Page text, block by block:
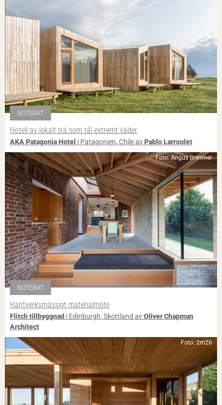
NOTERAT
Hotell av lokalt trä som tål extremt väder
AKA Patagonia Hotel i Patagonien, Chile avPablo Larroulet
Foto: Angus Bremner
NOTERAT
Hantverksmässigt materialmöte
Flitch tillbyggnad i Edinburgh, Skottland avOliver Chapman
Architect
Foto: 2m26